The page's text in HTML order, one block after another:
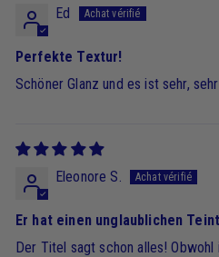
Ed
Perfekte Textur!
Schöner Glanz und es ist sehr,
Eleonore S.
Er hat einen unglaublichen Teint
Der Titel sagt schon alles!